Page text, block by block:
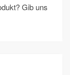
Gib uns